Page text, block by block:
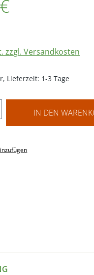
zzgl. Versandkosten
Lieferzeit: 1-3 Tage
Gib den
IN DEN